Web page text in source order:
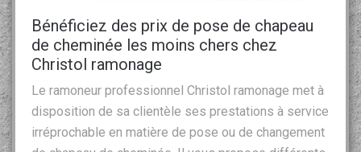
Bénéficiez des prix de pose de chapeau
de cheminée les moins chers chez
Christol ramonage
Le ramoneur professionnel Christol ramonage met à
disposition de sa clientèle ses prestations à service
irréprochable en matière de pose ou de changement